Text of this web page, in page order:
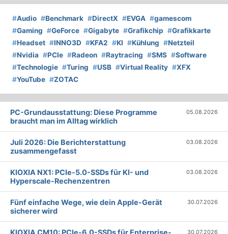
#Audio #Benchmark #DirectX #EVGA #gamescom
#Gaming #GeForce #Gigabyte #Grafikchip #Grafikkarte
#Headset #INNO3D #KFA2 #KI #Kühlung #Netzteil
#Nvidia #PCIe #Radeon #Raytracing #SMS #Software
#Technologie #Turing #USB #Virtual Reality #XFX
#YouTube #ZOTAC
PC-Grundausstattung: Diese Programme
braucht man im Alltag wirklich
05.08.2026
Juli 2026: Die Bericht­erstattung
zusammengefasst
03.08.2026
KIOXIA NX1: PCIe-5.0-SSDs für KI- und
Hyperscale-Rechenzentren
03.08.2026
Fünf einfache Wege, wie dein Apple-Gerät
sicherer wird
30.07.2026
KIOXIA CM10: PCIe-6.0-SSDs für Enterprise-
30.07.2026